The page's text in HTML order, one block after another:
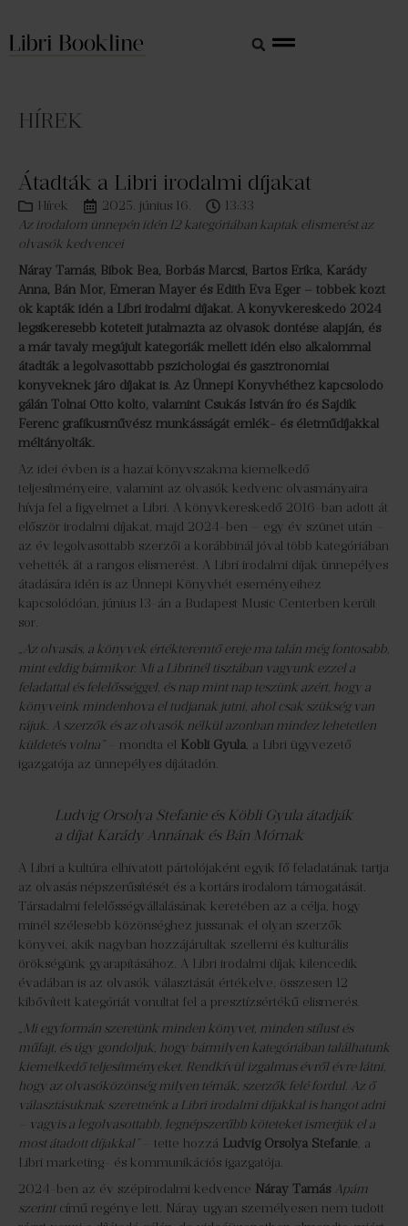
HÍREK
Átadták a Libri irodalmi díjakat
Hírek 2025. június 16.
13:33
Az irodalom ünnepén idén 12 kategóriában kaptak elismerést az
olvasók kedvencei
Náray Tamás, Bibók Bea, Borbás Marcsi, Bartos Erika, Karády
Anna, Bán Mór, Emeran Mayer és Edith Eva Eger – többek közt
ők kapták idén a Libri irodalmi díjakat. A könyvkereskedő 2024
legsikeresebb köteteit jutalmazta az olvasók döntése alapján, és
a már tavaly megújult kategóriák mellett idén első alkalommal
átadták a legolvasottabb pszichológiai és gasztronómiai
könyveknek járó díjakat is. Az Ünnepi Könyvhéthez kapcsolódó
gálán Tolnai Ottó költő, valamint Csukás István író és Sajdik
Ferenc grafikusművész munkásságát emlék- és életműdíjakkal
méltányolták.
Az idei évben is a hazai könyvszakma kiemelkedő
teljesítményeire, valamint az olvasók kedvenc olvasmányaira
hívja fel a figyelmet a Libri. A könyvkereskedő 2016-ban adott át
először irodalmi díjakat, majd 2024-ben – egy év szünet után –
az év legolvasottabb szerzői a korábbinál jóval több kategóriában
vehették át a rangos elismerést. A Libri irodalmi díjak ünnepélyes
átadására idén is az Ünnepi Könyvhét eseményeihez
kapcsolódóan, június 13-án a Budapest Music Centerben került
sor.
„Az olvasás, a könyvek értékteremtő ereje ma talán még fontosabb,
mint eddig bármikor. Mi a Librinél tisztában vagyunk ezzel a
feladattal és felelősséggel, és nap mint nap teszünk azért, hogy a
könyveink mindenhova el tudjanak jutni, ahol csak szükség van
rájuk. A szerzők és az olvasók nélkül azonban mindez lehetetlen
küldetés volna”
– mondta el Köbli Gyula, a Libri ügyvezető
igazgatója az ünnepélyes díjátadón.
Ludvig Orsolya Stefanie és Köbli Gyula átadják
a díjat Karády Annának és Bán Mórnak
A Libri a kultúra elhivatott pártolójaként egyik fő feladatának tartja
az olvasás népszerűsítését és a kortárs irodalom támogatását.
Társadalmi felelősségvállalásának keretében az a célja, hogy
minél szélesebb közönséghez jussanak el olyan szerzők
könyvei, akik nagyban hozzájárultak szellemi és kulturális
örökségünk gyarapításához. A Libri irodalmi díjak kilencedik
évadában is az olvasók választását értékelve, összesen 12
kibővített kategóriát vonultat fel a presztízsértékű elismerés.
„Mi egyformán szeretünk minden könyvet, minden stílust és
műfajt, és úgy gondoljuk, hogy bármilyen kategóriában találhatunk
kiemelkedő teljesítményeket. Rendkívül izgalmas évről évre látni,
hogy az olvasóközönség milyen témák, szerzők felé fordul. Az ő
választásuknak szeretnénk a Libri irodalmi díjakkal is hangot adni
– vagyis a legolvasottabb, legnépszerűbb köteteket ismerjük el a
most átadott díjakkal”
– tette hozzá Ludvig Orsolya Stefanie, a
Libri marketing- és kommunikációs igazgatója.
2024-ben az év szépirodalmi kedvence Náray Tamás Apám
szerint című regénye lett. Náray ugyan személyesen nem tudott